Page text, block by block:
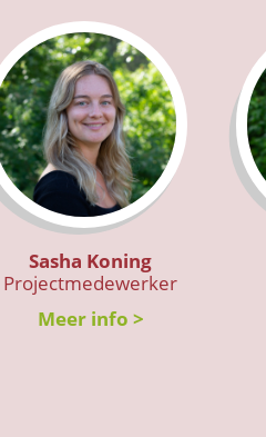
Sasha Koning
Projectmedewerker
Meer info >